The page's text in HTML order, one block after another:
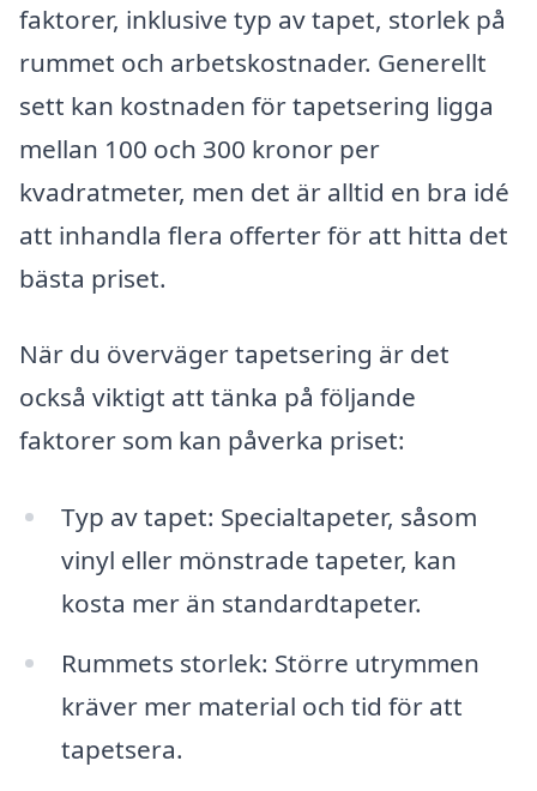
faktorer, inklusive typ av tapet, storlek på
rummet och arbetskostnader. Generellt
sett kan kostnaden för tapetsering ligga
mellan 100 och 300 kronor per
kvadratmeter, men det är alltid en bra idé
att inhandla flera offerter för att hitta det
bästa priset.
När du överväger tapetsering är det
också viktigt att tänka på följande
faktorer som kan påverka priset:
Typ av tapet: Specialtapeter, såsom
vinyl eller mönstrade tapeter, kan
kosta mer än standardtapeter.
Rummets storlek: Större utrymmen
kräver mer material och tid för att
tapetsera.